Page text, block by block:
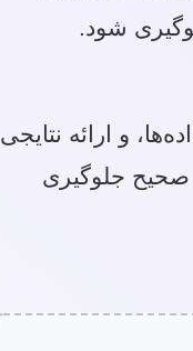
شود.
و ارائه نتایجی
صحیح جلوگیری